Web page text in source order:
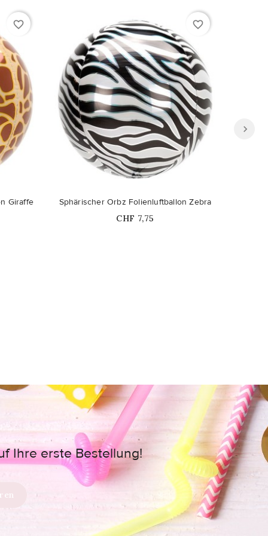
favorite_border
Giraffe
favorite_border
Sphärischer Orbz Folienluftballon Zebra
Price
CHF 7,75
Ihre erste Bestellung!